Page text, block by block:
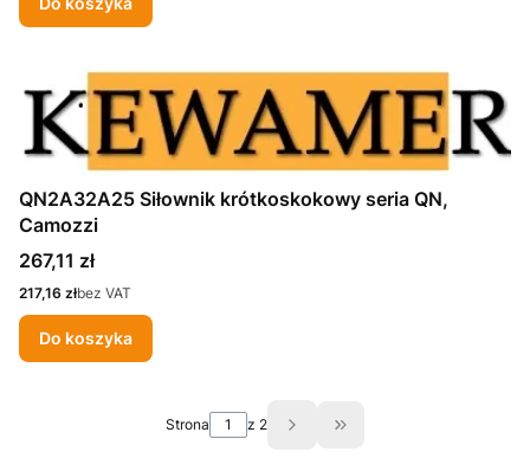
QN2A32A25 Siłownik krótkoskokowy seria QN,
Camozzi
Cena
267,11 zł
Cena
217,16 złbez VAT
Do koszyka
Strona z 2 Przejdź do ostatniej